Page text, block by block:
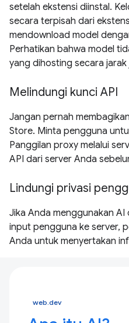
setelah ekstensi diinstal.
secara terpisah dari
mendownload model
Perhatikan bahwa model
yang dihosting secara jarak
Melindungi kunci API
Jangan pernah
Store. Minta pengguna
Panggilan proxy melalui
API dari server Anda
Lindungi privasi
Jika Anda menggunakan
input pengguna ke server,
Anda untuk menyertakan
web.dev